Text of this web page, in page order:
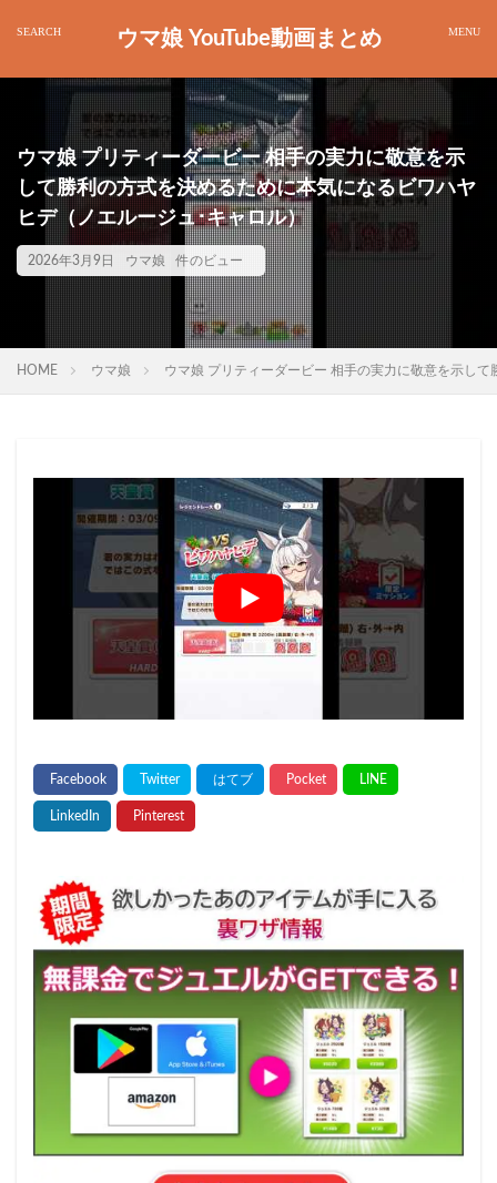
ウマ娘 YouTube動画まとめ
ウマ娘 プリティーダービー 相手の実力に敬意を示
して勝利の方式を決めるために本気になるビワハヤ
ヒデ（ノエルージュ･キャロル）
2026年3月9日 ウマ娘 件のビュー
HOME ウマ娘 ウマ娘 プリティーダービー 相手の実力に敬意を示し